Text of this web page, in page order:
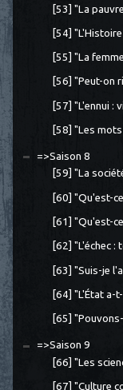
[53] "La
[54]
[55] "La
[56] "Peut-on
[57] "L'ennui :
[58] "Les
=>Saison 8
[59] "La
[60] "Qu'est-
[61] "Qu'est-
[62] "L'échec :
[63] "Suis-je
[64] "L'État a-
[65]
=>Saison 9
[66] "Les
[67] "Culture